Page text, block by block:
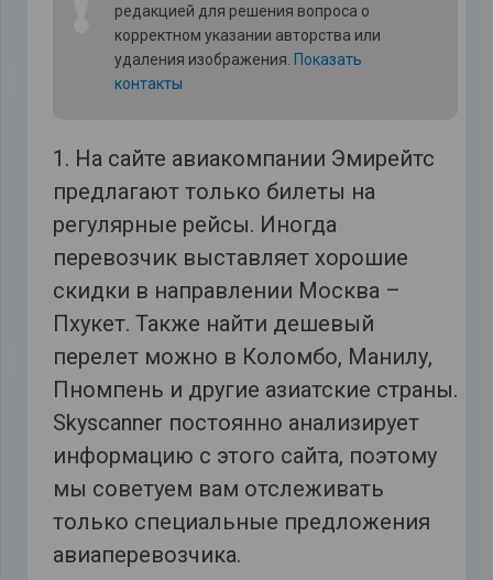
редакцией для решения вопроса о
корректном указании авторства или
удаления изображения. Показать
контакты
1. На сайте авиакомпании Эмирейтс‎
предлагают только билеты на
регулярные рейсы. Иногда
перевозчик выставляет хорошие
скидки в направлении Москва –
Пхукет. Также найти дешевый
перелет можно в Коломбо, Манилу,
Пномпень и другие азиатские страны.
Skyscanner постоянно анализирует
информацию с этого сайта, поэтому
мы советуем вам отслеживать
только специальные предложения
авиаперевозчика.